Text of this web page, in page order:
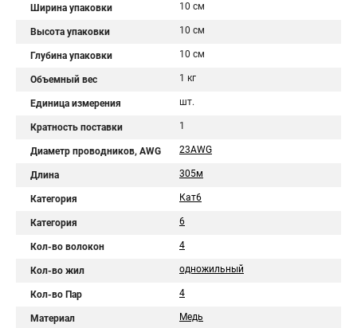
Ширина упаковки 10 см
Высота упаковки 10 см
Глубина упаковки 10 см
Объемный вес 1 кг
Единица измерения шт.
Кратность поставки 1
Диаметр проводников, AWG 23AWG
Длина 305м
Категория Кат6
Категория 6
Кол-во волокон 4
Кол-во жил одножильный
Кол-во Пар 4
Материал Медь